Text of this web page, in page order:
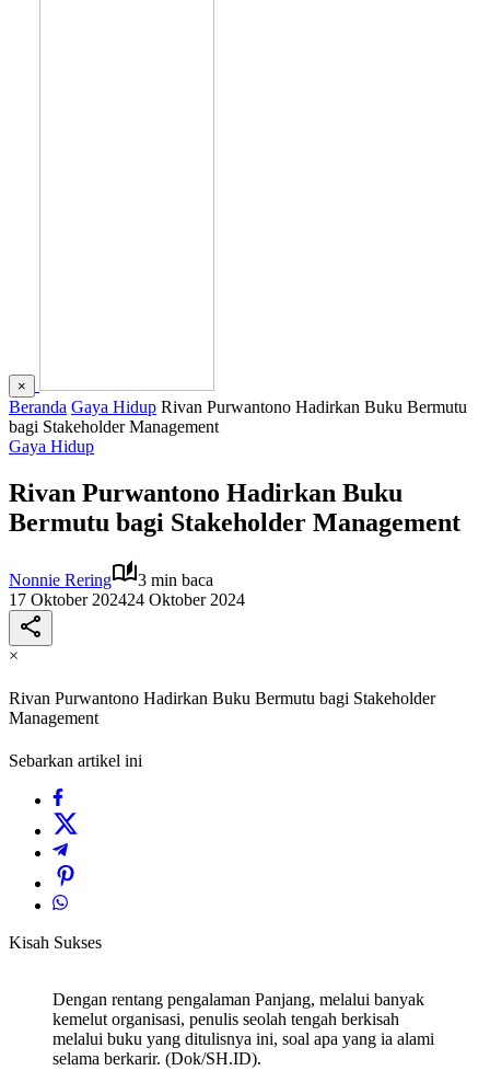
×
Beranda Gaya Hidup Rivan Purwantono Hadirkan Buku Bermutu
bagi Stakeholder Management
Gaya Hidup
Rivan Purwantono Hadirkan Buku
Bermutu bagi Stakeholder Management
Nonnie Rering
3 min baca
17 Oktober 202424 Oktober 2024
×
Rivan Purwantono Hadirkan Buku Bermutu bagi Stakeholder
Management
Sebarkan artikel ini
Kisah Sukses
Dengan rentang pengalaman Panjang, melalui banyak
kemelut organisasi, penulis seolah tengah berkisah
melalui buku yang ditulisnya ini, soal apa yang ia alami
selama berkarir. (Dok/SH.ID).